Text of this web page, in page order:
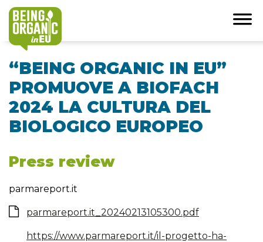
“BEING ORGANIC IN EU”
PROMUOVE A BIOFACH
2024 LA CULTURA DEL
BIOLOGICO EUROPEO
Press review
parmareport.it
parmareport.it_20240213105300.pdf
https://www.parmareport.it/il-progetto-ha-